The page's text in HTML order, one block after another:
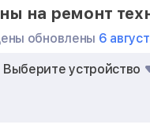
на ремонт
обновлены 6
Выберите устройство